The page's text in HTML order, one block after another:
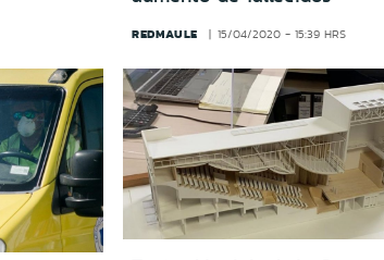
REDMAULE 15/04/2020 - 15:39 HRS